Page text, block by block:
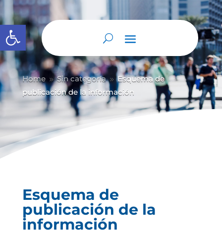
Abrir barra de herramientas
Home 9 Sin categoría 9 Esquema de
publicación de la información
Esquema de
publicación de la
información